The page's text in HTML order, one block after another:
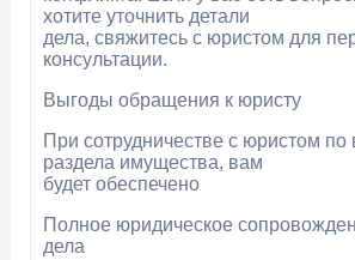
хотите уточнить детали
дела, свяжитесь с юристом для
консультации.
Выгоды обращения к юристу
При сотрудничестве с юристом по
раздела имущества, вам
будет обеспечено
Полное юридическое
дела